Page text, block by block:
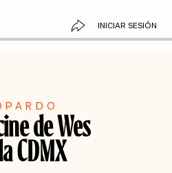
INICIAR SESIÓN
de Wes
CDMX